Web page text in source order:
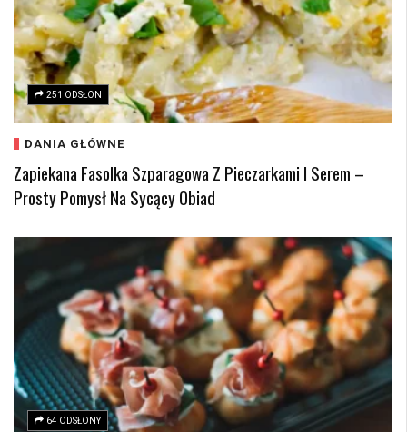
251 ODSŁON
DANIA GŁÓWNE
Zapiekana Fasolka Szparagowa Z Pieczarkami I Serem –
Prosty Pomysł Na Sycący Obiad
64 ODSŁONY